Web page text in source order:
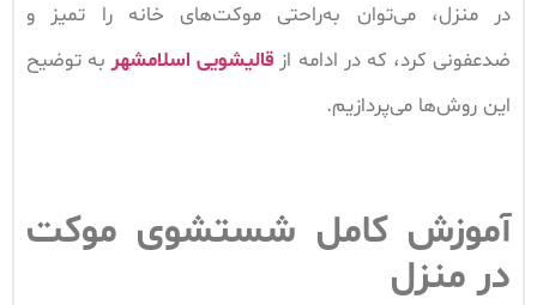
در منزل، می‌توان به‌راحتی موکت‌های خانه را تمیز و
ضدعفونی کرد، که در ادامه از قالیشویی اسلامشهربه توضیح
این روش‌ها می‌پردازیم.
آموزش کامل شستشوی موکت
در منزل